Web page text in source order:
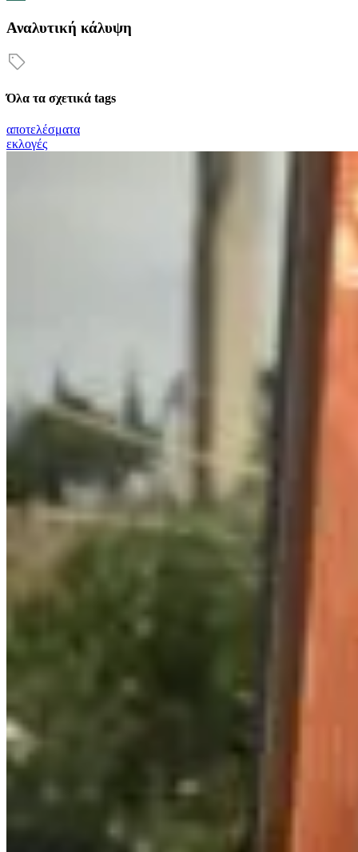
Αναλυτική κάλυψη
Όλα τα σχετικά tags
αποτελέσματα
εκλογές